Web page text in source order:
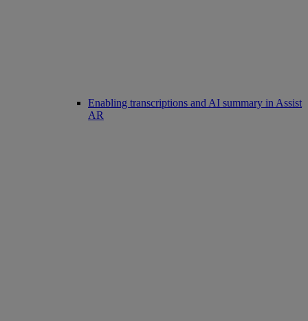
Enabling transcriptions and AI summary in Assist
AR